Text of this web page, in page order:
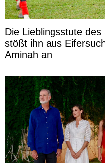
Die Lieblingsstute
stößt ihn aus
Aminah an